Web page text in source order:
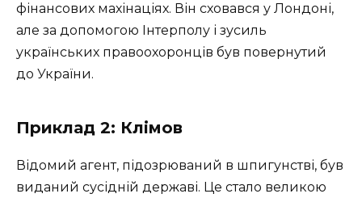
фінансових махінаціях. Він сховався у Лондоні,
але за допомогою Інтерполу і зусиль
українських правоохоронців був повернутий
до України.
Приклад 2: Клімов
Відомий агент, підозрюваний в шпигунстві, був
виданий сусідній державі. Це стало великою